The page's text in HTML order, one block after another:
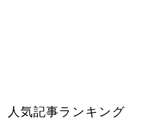
人気記事ランキング